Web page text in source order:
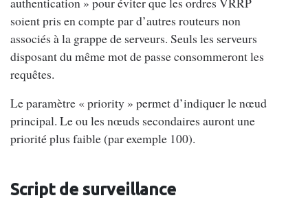
soient pris en compte par d’autres routeurs non
associés à la grappe de serveurs. Seuls les serveurs
disposant du même mot de passe consommeront les
requêtes.
Le paramètre « priority » permet d’indiquer le nœud
principal. Le ou les nœuds secondaires auront une
priorité plus faible (par exemple 100).
Script de surveillance